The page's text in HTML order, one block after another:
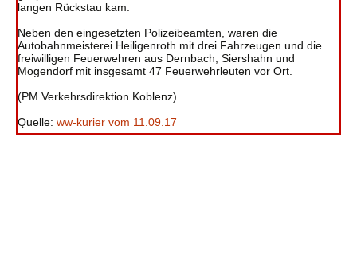
langen Rückstau kam.
Neben den eingesetzten Polizeibeamten, waren die
Autobahnmeisterei Heiligenroth mit drei Fahrzeugen und die
freiwilligen Feuerwehren aus Dernbach, Siershahn und
Mogendorf mit insgesamt 47 Feuerwehrleuten vor Ort.
(PM Verkehrsdirektion Koblenz)
Quelle: ww-kurier vom 11.09.17